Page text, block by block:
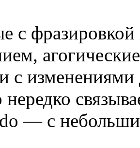
с
с
нередко
— с